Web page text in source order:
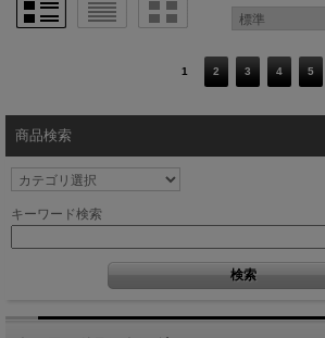
1 2 3 4 5
商品検索
キーワード検索